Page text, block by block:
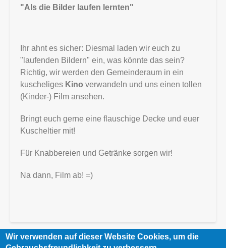
lernten"
"Als die Bilder laufen lernten"
Ihr ahnt es sicher: Diesmal laden wir euch zu
"laufenden Bildern" ein, was könnte das sein?
Richtig, wir werden den Gemeinderaum in ein
kuscheliges Kino verwandeln und uns einen tollen
(Kinder-) Film ansehen.
Bringt euch gerne eine flauschige Decke und euer
Kuscheltier mit!
Für Knabbereien und Getränke sorgen wir!
Na dann, Film ab! =)
Wir verwenden auf dieser Website Cookies, um die